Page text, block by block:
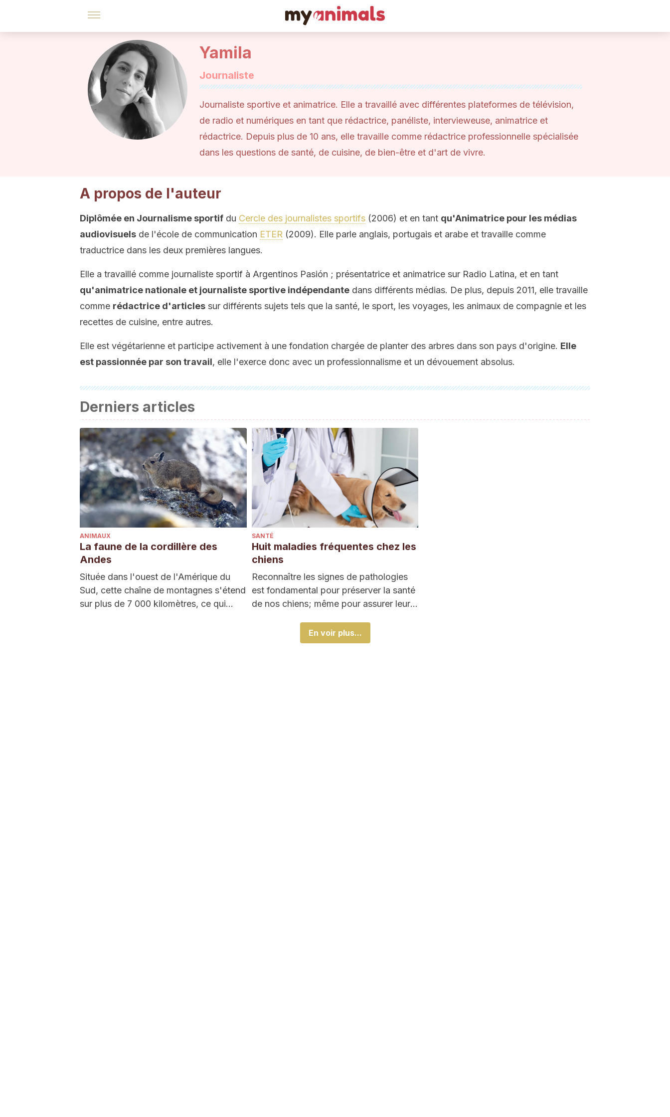
Yamila
Journaliste
Journaliste sportive et animatrice. Elle a travaillé avec différentes plateformes de télévision,
de radio et numériques en tant que rédactrice, panéliste, intervieweuse, animatrice et
rédactrice. Depuis plus de 10 ans, elle travaille comme rédactrice professionnelle spécialisée
dans les questions de santé, de cuisine, de bien-être et d'art de vivre.
A propos de l'auteur
Diplômée en Journalisme sportif du Cercle des journalistes sportifs (2006) et en tant qu'Animatrice pour les médias
audiovisuels de l'école de communication ETER (2009). Elle parle anglais, portugais et arabe et travaille comme
traductrice dans les deux premières langues.
Elle a travaillé comme journaliste sportif à Argentinos Pasión ; présentatrice et animatrice sur Radio Latina, et en tant
qu'animatrice nationale et journaliste sportive indépendante dans différents médias. De plus, depuis 2011, elle travaille
comme rédactrice d'articles sur différents sujets tels que la santé, le sport, les voyages, les animaux de compagnie et les
recettes de cuisine, entre autres.
Elle est végétarienne et participe activement à une fondation chargée de planter des arbres dans son pays d'origine. Elle
est passionnée par son travail, elle l'exerce donc avec un professionnalisme et un dévouement absolus.
Derniers articles
ANIMAUX
La faune de la cordillère des
Andes
Située dans l'ouest de l'Amérique du
Sud, cette chaîne de montagnes s'étend
sur plus de 7 000 kilomètres, ce qui…
SANTÉ
Huit maladies fréquentes chez les
chiens
Reconnaître les signes de pathologies
est fondamental pour préserver la santé
de nos chiens; même pour assurer leur
En voir plus...